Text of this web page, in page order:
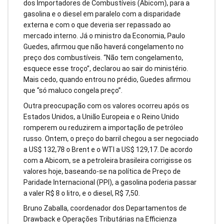
dos Importadores de Combustíveis (Abicom), para a
gasolina e o diesel em paralelo com a disparidade
externa e com o que deveria ser repassado ao
mercado interno. Já o ministro da Economia, Paulo
Guedes, afirmou que não haverá congelamento no
preço dos combustíveis. “Não tem congelamento,
esquece esse troço”, declarou ao sair do ministério.
Mais cedo, quando entrou no prédio, Guedes afirmou
que “só maluco congela preço”.
Outra preocupação com os valores ocorreu após os
Estados Unidos, a União Europeia e o Reino Unido
romperem ou reduzirem a importação de petróleo
russo. Ontem, o preço do barril chegou a ser negociado
a US$ 132,78 o Brent e o WTI a US$ 129,17. De acordo
com a Abicom, se a petroleira brasileira corrigisse os
valores hoje, baseando-se na política de Preço de
Paridade Internacional (PPI), a gasolina poderia passar
a valer R$ 8 o litro, e o diesel, R$ 7,50.
Bruno Zaballa, coordenador dos Departamentos de
Drawback e Operações Tributárias na Efficienza